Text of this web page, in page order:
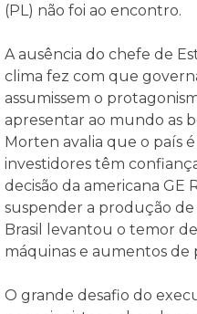
(PL) não foi ao encontro.
A ausência do chefe de
clima fez com que
assumissem o
apresentar ao mundo as
Morten avalia que o país
investidores têm
decisão da americana GE
suspender a produção de
Brasil levantou o temor
máquinas e aumentos de
O grande desafio do